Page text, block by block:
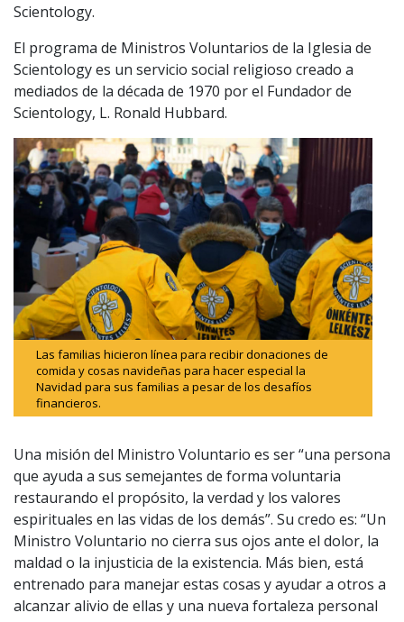
Scientology.
El programa de Ministros Voluntarios de la Iglesia de
Scientology es un servicio social religioso creado a
mediados de la década de 1970 por el Fundador de
Scientology, L. Ronald Hubbard.
Las familias hicieron línea para recibir donaciones de
comida y cosas navideñas para hacer especial la
Navidad para sus familias a pesar de los desafíos
financieros.
Una misión del Ministro Voluntario es ser “una persona
que ayuda a sus semejantes de forma voluntaria
restaurando el propósito, la verdad y los valores
espirituales en las vidas de los demás”. Su credo es: “Un
Ministro Voluntario no cierra sus ojos ante el dolor, la
maldad o la injusticia de la existencia. Más bien, está
entrenado para manejar estas cosas y ayudar a otros a
alcanzar alivio de ellas y una nueva fortaleza personal